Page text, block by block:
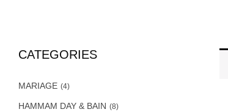
CATEGORIES
MARIAGE (4)
HAMMAM DAY & BAIN (8)